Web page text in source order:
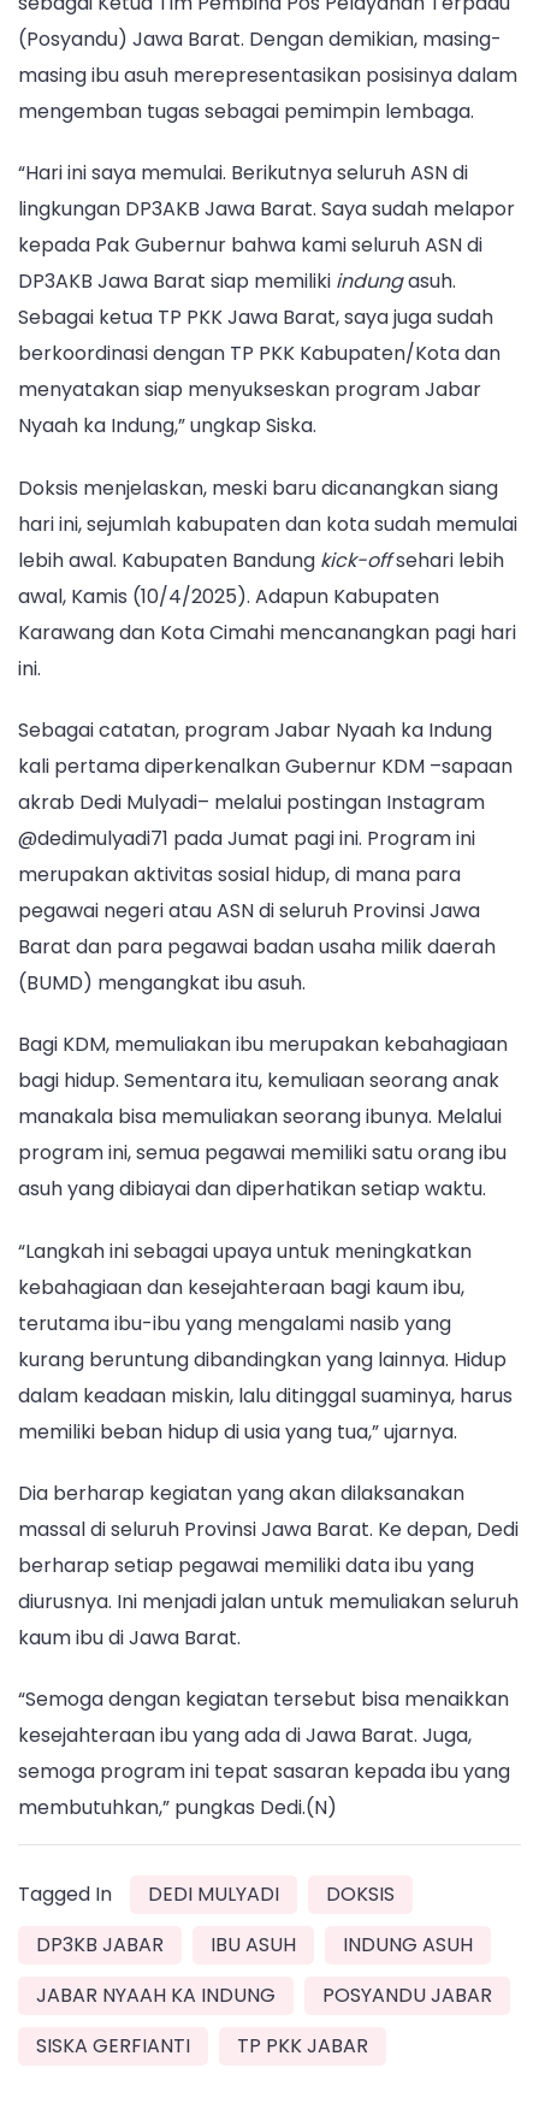
(Posyandu) Jawa Barat. Dengan demikian, masing-
masing ibu asuh merepresentasikan posisinya dalam
mengemban tugas sebagai pemimpin lembaga.
“Hari ini saya memulai. Berikutnya seluruh ASN di
lingkungan DP3AKB Jawa Barat. Saya sudah melapor
kepada Pak Gubernur bahwa kami seluruh ASN di
DP3AKB Jawa Barat siap memiliki indungasuh.
Sebagai ketua TP PKK Jawa Barat, saya juga sudah
berkoordinasi dengan TP PKK Kabupaten/Kota dan
menyatakan siap menyukseskan program Jabar
Nyaah ka Indung,” ungkap Siska.
Doksis menjelaskan, meski baru dicanangkan siang
hari ini, sejumlah kabupaten dan kota sudah memulai
lebih awal. Kabupaten Bandung kick-offsehari lebih
awal, Kamis (10/4/2025). Adapun Kabupaten
Karawang dan Kota Cimahi mencanangkan pagi hari
ini.
Sebagai catatan, program Jabar Nyaah ka Indung
kali pertama diperkenalkan Gubernur KDM –sapaan
akrab Dedi Mulyadi– melalui postingan Instagram
@dedimulyadi71 pada Jumat pagi ini. Program ini
merupakan aktivitas sosial hidup, di mana para
pegawai negeri atau ASN di seluruh Provinsi Jawa
Barat dan para pegawai badan usaha milik daerah
(BUMD) mengangkat ibu asuh.
Bagi KDM, memuliakan ibu merupakan kebahagiaan
bagi hidup. Sementara itu, kemuliaan seorang anak
manakala bisa memuliakan seorang ibunya. Melalui
program ini, semua pegawai memiliki satu orang ibu
asuh yang dibiayai dan diperhatikan setiap waktu.
“Langkah ini sebagai upaya untuk meningkatkan
kebahagiaan dan kesejahteraan bagi kaum ibu,
terutama ibu-ibu yang mengalami nasib yang
kurang beruntung dibandingkan yang lainnya. Hidup
dalam keadaan miskin, lalu ditinggal suaminya, harus
memiliki beban hidup di usia yang tua,” ujarnya.
Dia berharap kegiatan yang akan dilaksanakan
massal di seluruh Provinsi Jawa Barat. Ke depan, Dedi
berharap setiap pegawai memiliki data ibu yang
diurusnya. Ini menjadi jalan untuk memuliakan seluruh
kaum ibu di Jawa Barat.
“Semoga dengan kegiatan tersebut bisa menaikkan
kesejahteraan ibu yang ada di Jawa Barat. Juga,
semoga program ini tepat sasaran kepada ibu yang
membutuhkan,” pungkas Dedi.(N)
Tagged In DEDI MULYADI
DOKSIS
DP3KB JABAR
IBU ASUH
INDUNG ASUH
JABAR NYAAH KA INDUNG
POSYANDU JABAR
SISKA GERFIANTI
TP PKK JABAR